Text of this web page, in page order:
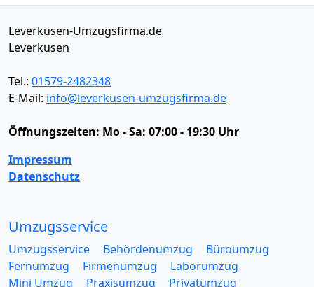
Leverkusen-Umzugsfirma.de
Leverkusen
Tel.: 01579-2482348
E-Mail: info@leverkusen-umzugsfirma.de
Öffnungszeiten: Mo - Sa: 07:00 - 19:30 Uhr
Impressum
Datenschutz
Umzugsservice
Umzugsservice Behördenumzug
Büroumzug
Fernumzug
Firmenumzug
Laborumzug
Mini Umzug
Praxisumzug
Privatumzug